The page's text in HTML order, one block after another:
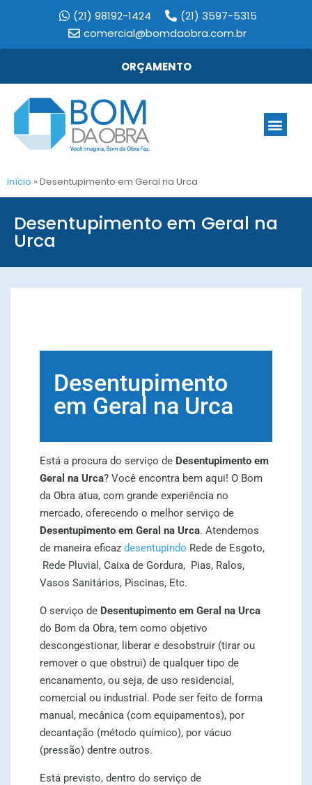
(21) 98192-1424
(21) 3597-5315
comercial@bomdaobra.com.br
ORÇAMENTO
Início » Desentupimento em Geral na Urca
Desentupimento em Geral na
Urca
Desentupimento
em Geral na Urca
Está a procura do serviço de Desentupimento em
Geral na Urca? Você encontra bem aqui! O Bom
da Obra atua, com grande experiência no
mercado, oferecendo o melhor serviço de
Desentupimento em Geral na Urca. Atendemos
de maneira eficaz desentupindo Rede de Esgoto,
Rede Pluvial, Caixa de Gordura, Pias, Ralos,
Vasos Sanitários, Piscinas, Etc.
O serviço de Desentupimento em Geral na Urca
do Bom da Obra, tem como objetivo
descongestionar, liberar e desobstruir (tirar ou
remover o que obstrui) de qualquer tipo de
encanamento, ou seja, de uso residencial,
comercial ou industrial. Pode ser feito de forma
manual, mecânica (com equipamentos), por
decantação (método químico), por vácuo
(pressão) dentre outros.
Está previsto, dentro do serviço de